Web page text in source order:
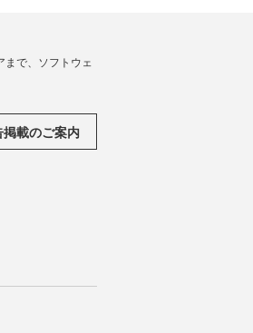
まで、ソフトウェ
掲載のご案内